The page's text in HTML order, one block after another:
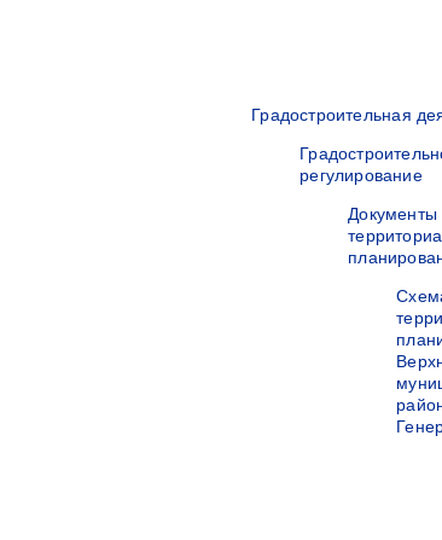
Градостроительная
регулирование
Документы